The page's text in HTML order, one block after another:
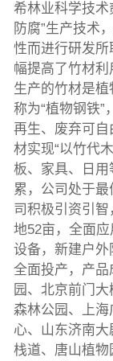
希林业科学技术
防腐”生产技术
性而进行研发
幅提高了竹材利
生产的竹材是
称为“植物钢铁”
再生、废弃可
材实现“以竹代
板、家具、日
累，公司处于
司积极引资引
地52亩，全面
设备，新建户外
全面投产，产
园、北京前门
森林公园、上
心、山东济南
栈道、唐山植